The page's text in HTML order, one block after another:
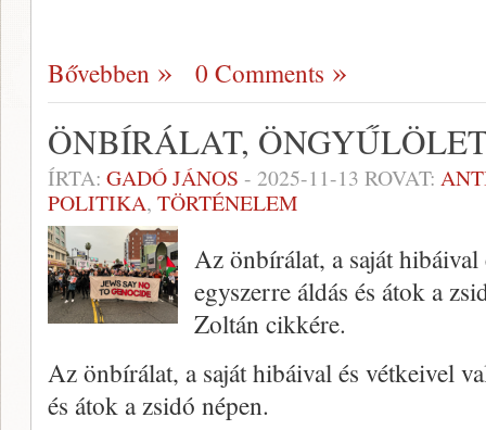
Bővebben 0 Comments
ÖNBÍRÁLAT,
ÍRTA: GADÓ JÁNOS - 2025-11-13 ROVAT:
POLITIKA, TÖRTÉNELEM
Az önbírálat, a saját hibáival
egyszerre áldás és átok a
Zoltán cikkére.
Az önbírálat, a saját hibáival és vétkeivel
és átok a zsidó népen.